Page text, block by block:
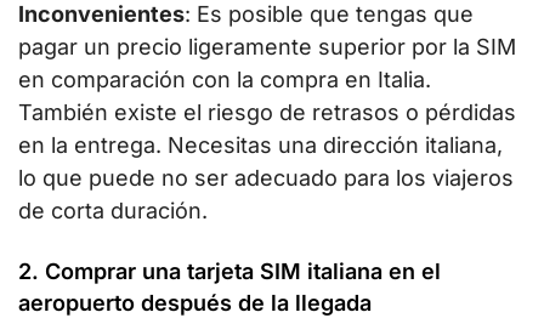
Inconvenientes: Es posible que tengas que
pagar un precio ligeramente superior por la SIM
en comparación con la compra en Italia.
También existe el riesgo de retrasos o pérdidas
en la entrega. Necesitas una dirección italiana,
lo que puede no ser adecuado para los viajeros
de corta duración.
2. Comprar una tarjeta SIM italiana en el
aeropuerto después de la llegada